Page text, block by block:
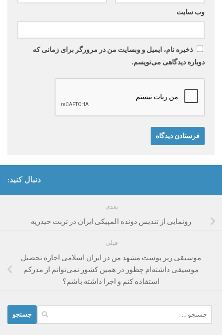
وب‌ سایت
ذخیره نام، ایمیل و وبسایت من در مرورگر برای زمانی که
دوباره دیدگاهی می‌نویسم.
دنبال کنید:
بعدی
رونمایی از تندیس دونده المپیکی ایران در تربت حیدریه
قبلی
موسیقی زیر پوست مشهد من در ایران اسلامی اجازه تحصیل
موسیقی داشته‌ام چطور در همین کشور نمی‌توانم از مدرکم
استفاده کنم و اجرا داشته باشم؟
برای: